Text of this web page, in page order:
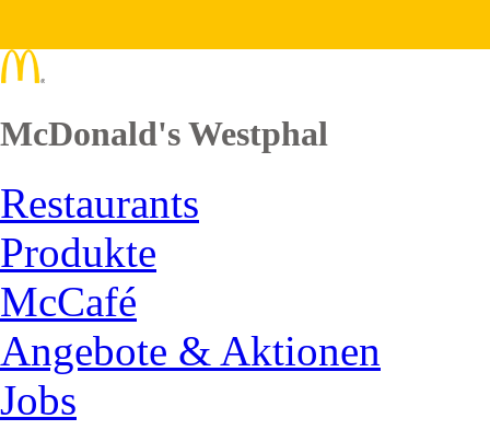
McDonald's Westphal
Restaurants
Produkte
McCafé
Angebote & Aktionen
Jobs